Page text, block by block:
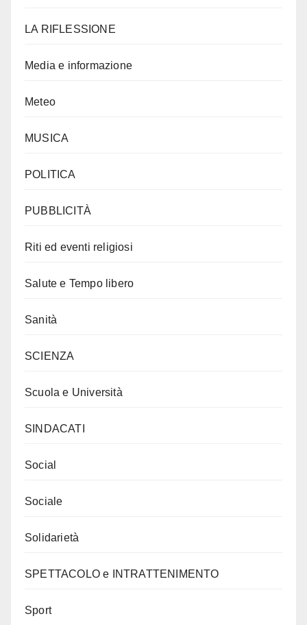
LA RIFLESSIONE
Media e informazione
Meteo
MUSICA
POLITICA
PUBBLICITÀ
Riti ed eventi religiosi
Salute e Tempo libero
Sanità
SCIENZA
Scuola e Università
SINDACATI
Social
Sociale
Solidarietà
SPETTACOLO e INTRATTENIMENTO
Sport